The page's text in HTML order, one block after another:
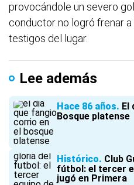
provocándole un severo
conductor no logró frenar
testigos del lugar.
Lee además
Hace 86 años El
Bosque platense
Histórico Club
fútbol: el tercer
jugó en Primera